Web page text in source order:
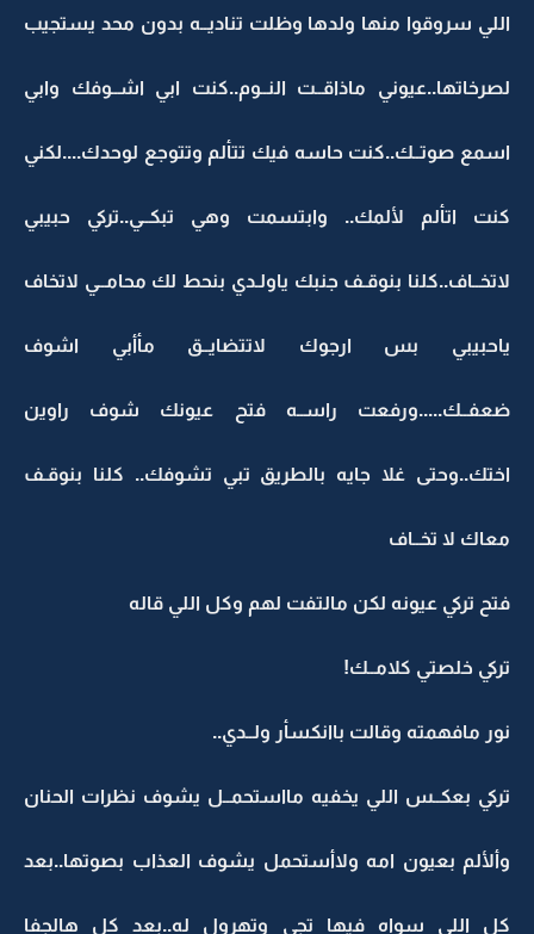
اللي سروقوا منها ولدها وظلت تناديــه بدون محد يستجيب
لصرخاتها..عيوني ماذاقــت النــوم..كنت ابي اشــوفك وابي
اسمع صوتــك..كنت حاسه فيك تتألم وتتوجع لوحدك....لكني
كنت اتألم لألمك.. وابتسمت وهي تبكــي..تركي حبيبي
لاتخــاف..كلنا بنوقـف جنبك ياولـدي بنحط لك محامــي لاتخاف
ياحبيبي بس ارجوك لاتتضايــق مأأبي اشوف
ضعفــك.....ورفعت راســه فتح عيونك شوف راوين
اختك..وحتى غلا جايه بالطريق تبي تشوفك.. كلنا بنوقـف
معاك لا تخــاف
فتح تركي عيونه لكن مالتفت لهم وكل اللي قاله
تركي خلصتي كلامــك!
نور مافهمته وقالت باانكسأر ولــدي..
تركي بعكــس اللي يخفيه مااستحمــل يشوف نظرات الحنان
وألألم بعيون امه ولاأستحمل يشوف العذاب بصوتها..بعد
كل اللي سواه فيها تجي وتهرول له..بعد كل هالجفا